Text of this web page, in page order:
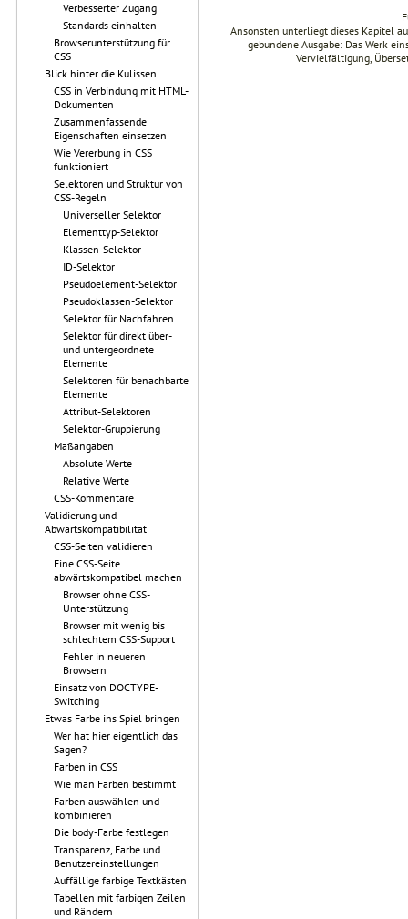
Verbesserter Zugang
Standards einhalten
Browserunterstützung für
CSS
Blick hinter die Kulissen
CSS in Verbindung mit HTML-
Dokumenten
Zusammenfassende
Eigenschaften einsetzen
Wie Vererbung in CSS
funktioniert
Selektoren und Struktur von
CSS-Regeln
Universeller Selektor
Elementtyp-Selektor
Klassen-Selektor
ID-Selektor
Pseudoelement-Selektor
Pseudoklassen-Selektor
Selektor für Nachfahren
Selektor für direkt über-
und untergeordnete
Elemente
Selektoren für benachbarte
Elemente
Attribut-Selektoren
Selektor-Gruppierung
Maßangaben
Absolute Werte
Relative Werte
CSS-Kommentare
Validierung und
Abwärtskompatibilität
CSS-Seiten validieren
Eine CSS-Seite
abwärtskompatibel machen
Browser ohne CSS-
Unterstützung
Browser mit wenig bis
schlechtem CSS-Support
Fehler in neueren
Browsern
Einsatz von DOCTYPE-
Switching
Etwas Farbe ins Spiel bringen
Wer hat hier eigentlich das
Sagen?
Farben in CSS
Wie man Farben bestimmt
Farben auswählen und
kombinieren
Die body-Farbe festlegen
Transparenz, Farbe und
Benutzereinstellungen
Auffällige farbige Textkästen
Tabellen mit farbigen Zeilen
und Rändern
Ansonsten unterliegt dieses Kapitel
gebundene Ausgabe: Das Werk
Vervielfältigung,